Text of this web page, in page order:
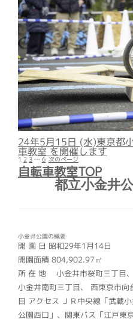
24年5月15日 (水)東京都
車教室 を開催します
1 2 3 … 6 次のページ
自転車教室TOP
都立小金井
小金井公園の概要
開 園 日 昭和29年1月14日
開園面積 804,902.97㎡
所 在 地 小金井市桜町三丁目
小金井南町三丁目、 西東京市
目 アクセス ＪＲ中央線「武蔵
公園西口」、関東バス「江戸東